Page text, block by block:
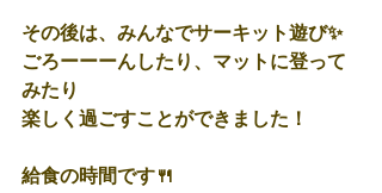
その後は、みんなでサーキット遊び✨
ごろーーーんしたり、マットに登って
みたり
楽しく過ごすことができました！
給食の時間です🍴